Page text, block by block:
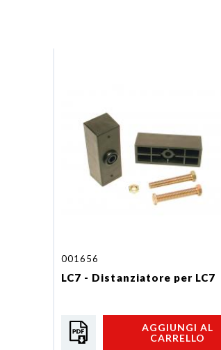
001656
LC7 - Distanziatore per LC7
AGGIUNGI AL
CARRELLO